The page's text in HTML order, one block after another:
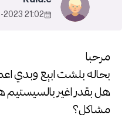
مرحبا
بحاله بلشت ابيع وبدي
هل بقدر اغير بالسيستيم
مشاكل؟
21:02 2023-Oct-28